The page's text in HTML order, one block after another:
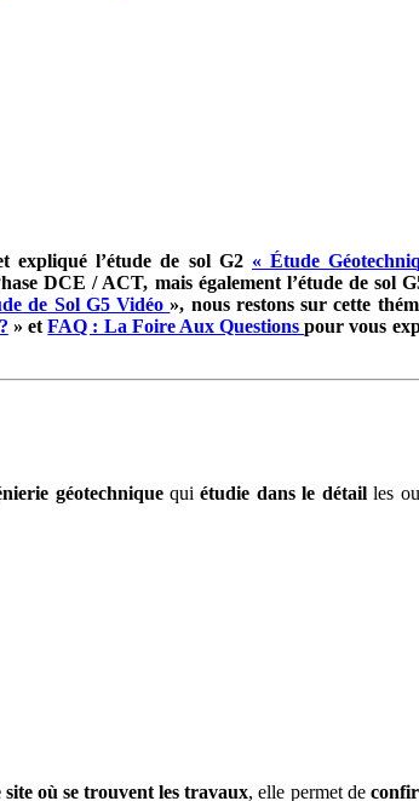
expliqué l’étude de sol G2 « Étude
DCE / ACT, mais également l’étude de sol
de Sol G5 Vidéo», nous restons sur cette
» etFAQ : La Foire Aux Questionspour vous
géotechniquequi étudie dans le détailles
où se trouvent les travaux, elle permet de